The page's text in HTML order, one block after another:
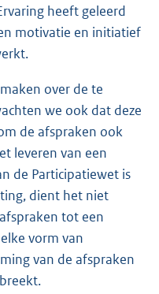
heeft geleerd
motivatie en initiatief
over de te
we ook dat deze
de afspraken ook
leveren van een
de Participatiewet is
dient het niet
tot een
vorm van
van de afspraken